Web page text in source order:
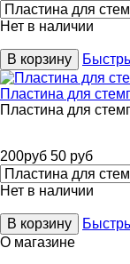
Нет в наличии
В корзину
Пластина для
Пластина для
200руб 50 руб
Нет в наличии
В корзину
О магазине